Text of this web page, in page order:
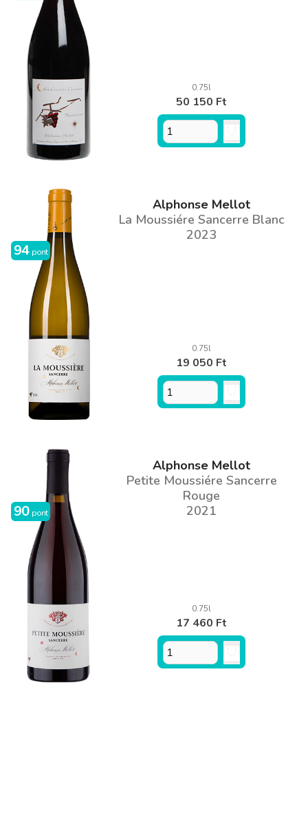
0.75l
50 150 Ft
94 pont
Alphonse Mellot
La Moussiére Sancerre Blanc
2023
0.75l
19 050 Ft
90 pont
Alphonse Mellot
Petite Moussiére Sancerre
Rouge
2021
0.75l
17 460 Ft